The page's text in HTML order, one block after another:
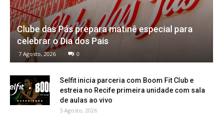
Clube das Pás prepara matinê especial para
celebrar o Dia dos Pais
7 Agosto, 2026 0
Selfit inicia parceria com Boom Fit Club e
estreia no Recife primeira unidade com sala
de aulas ao vivo
5 Agosto, 2026